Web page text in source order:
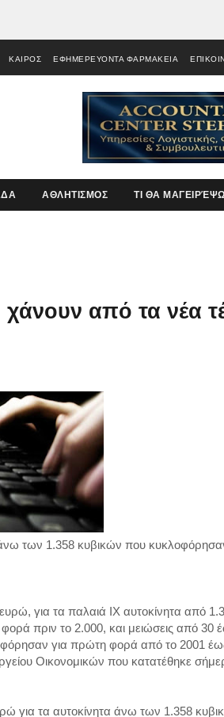
ΚΑΙΡΟΣ ΕΦΗΜΕΡΕΥΟΝΤΑ ΦΑΡΜΑΚΕΙΑ
ΑΘΛΗΤΙΣΜΟΣ ΤΙ ΘΑ
χάνουν από τα νέα
των 1.358 κυβικών που
για τα παλαιά ΙΧ αυτοκίνητα από
πριν το 2.000, και μειώσεις από 30
για πρώτη φορά από το 2001
Οικονομικών που κατατέθηκε
για τα αυτοκίνητα άνω των 1.358